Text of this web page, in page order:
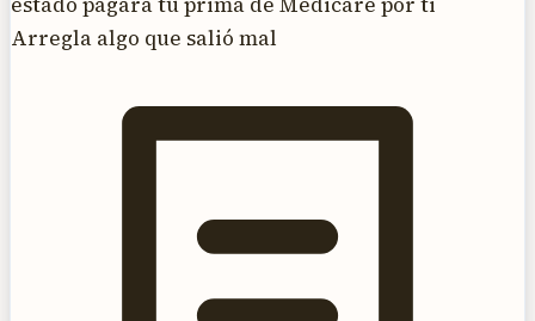
Arregla algo que salió mal